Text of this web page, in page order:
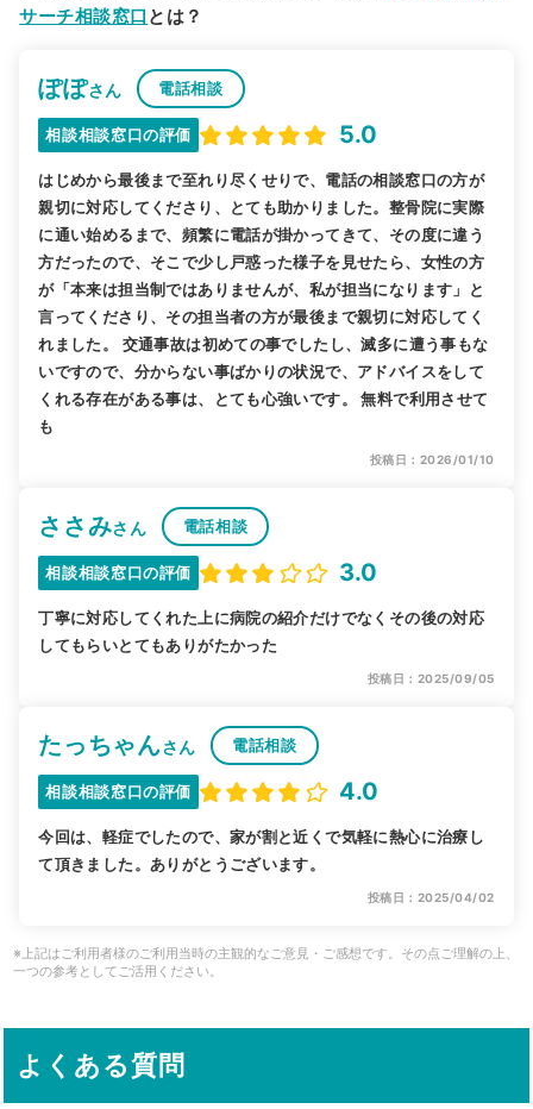
サーチ相談窓口 とは？
ぽぽさん 電話相談
相談相談窓口の評価 5.0
はじめから最後まで至れり尽くせりで、電話の相談窓口の方が
親切に対応してくださり、とても助かりました。整骨院に実際
に通い始めるまで、頻繁に電話が掛かってきて、その度に違う
方だったので、そこで少し戸惑った様子を見せたら、女性の方
が「本来は担当制ではありませんが、私が担当になります」と
言ってくださり、その担当者の方が最後まで親切に対応してく
れました。 交通事故は初めての事でしたし、滅多に遭う事もな
いですので、分からない事ばかりの状況で、アドバイスをして
くれる存在がある事は、とても心強いです。 無料で利用させて
も
投稿日：2026/01/10
ささみさん 電話相談
相談相談窓口の評価 3.0
丁寧に対応してくれた上に病院の紹介だけでなくその後の対応
してもらいとてもありがたかった
投稿日：2025/09/05
たっちゃんさん 電話相談
相談相談窓口の評価 4.0
今回は、軽症でしたので、家が割と近くで気軽に熱心に治療し
て頂きました。ありがとうございます。
投稿日：2025/04/02
※上記はご利用者様のご利用当時の主観的なご意見・ご感想です。その点ご理解の上、
一つの参考としてご活用ください。
よくある質問